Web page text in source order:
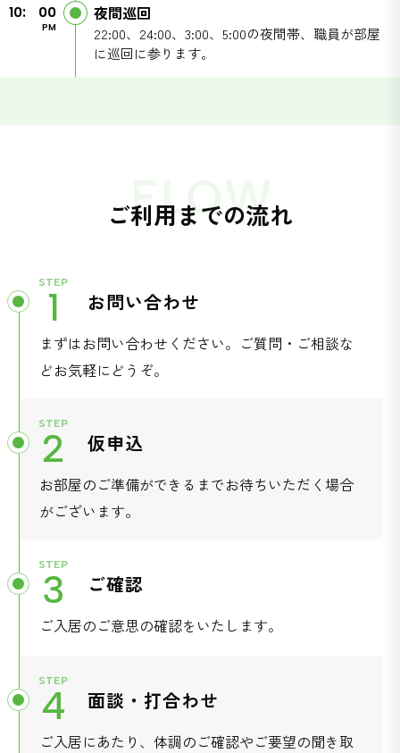
10: 00
PM
夜間巡回
22:00、24:00、3:00、5:00の夜間帯、職員が部屋
に巡回に参ります。
FLOW
ご利用までの流れ
STEP
1 お問い合わせ
まずはお問い合わせください。ご質問・ご相談な
どお気軽にどうぞ。
STEP
2 仮申込
お部屋のご準備ができるまでお待ちいただく場合
がございます。
STEP
3 ご確認
ご入居のご意思の確認をいたします。
STEP
4 面談・打合わせ
ご入居にあたり、体調のご確認やご要望の聞き取